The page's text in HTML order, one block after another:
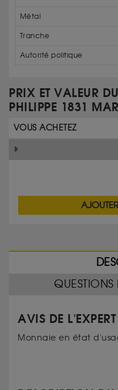
Métal
Tranche
Autorité politique
PRIX ET VALEUR
PHILIPPE 1831
VOUS ACHETEZ
QUESTIONS
AVIS DE L'EXPERT
Monnaie en état